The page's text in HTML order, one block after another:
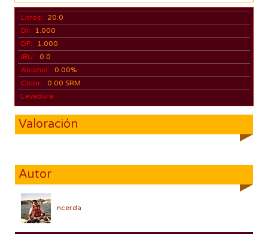
Litros:
20.0
DI:
1.000
DF:
1.000
IBU:
0.0
Alcohol:
0.00%
Color:
0.00 SRM
Levadura:
Valoración
Autor
ncerda